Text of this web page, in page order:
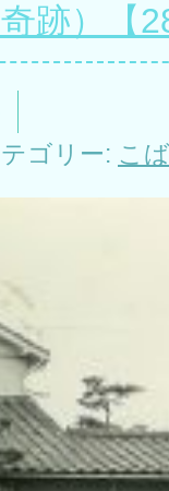
跡）【
ゴリー: こ